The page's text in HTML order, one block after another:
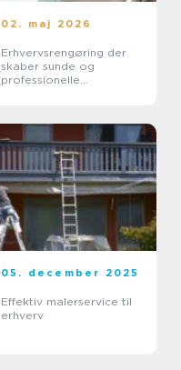
02. maj 2026
Erhvervsrengøring der
skaber sunde og
professionelle
05. december 2025
Effektiv malerservice til
erhverv